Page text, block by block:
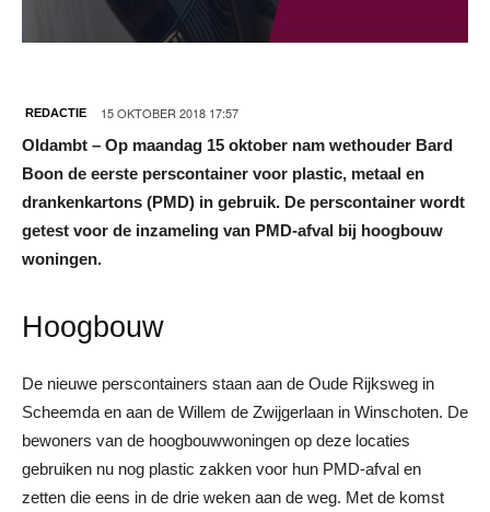
REDACTIE 15 OKTOBER 2018 17:57
Oldambt – Op maandag 15 oktober nam wethouder Bard
Boon de eerste perscontainer voor plastic, metaal en
drankenkartons (PMD) in gebruik. De perscontainer wordt
getest voor de inzameling van PMD-afval bij hoogbouw
woningen.
Hoogbouw
De nieuwe perscontainers staan aan de Oude Rijksweg in
Scheemda en aan de Willem de Zwijgerlaan in Winschoten. De
bewoners van de hoogbouwwoningen op deze locaties
gebruiken nu nog plastic zakken voor hun PMD-afval en
zetten die eens in de drie weken aan de weg. Met de komst